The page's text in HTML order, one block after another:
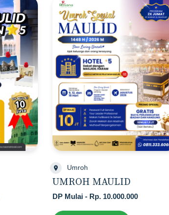
Umroh
UMROH MAULID
DP Mulai - Rp. 10.000.000